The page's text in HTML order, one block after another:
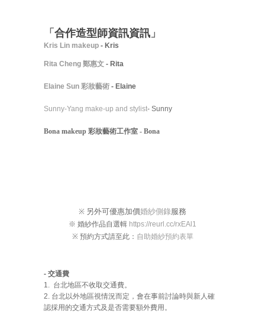
「 合作造型師資訊資訊 」
Kris Lin makeup - Kris
Rita Cheng 鄭惠文 - Rita
Elaine Sun 彩妝藝術 - Elaine
Sunny-Yang make-up and stylist- Sunny
Bona makeup 彩妝藝術工作室 - Bona
※ 另外可優惠加價婚紗側錄服務
※ 婚紗作品自選輯 https://reurl.cc/rxEAl1
※ 預約方式請至此： 自助婚紗預約表單
- 交通費
1. 台北地區不收取交通費。
2. 台北以外地區視情況而定，會在事前討論時與新人確
認採用的交通方式及是否需要額外費用。